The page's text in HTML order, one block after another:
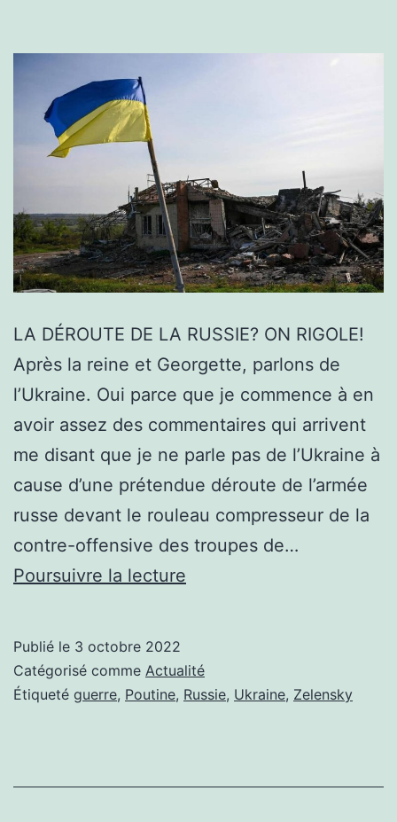
LA DÉROUTE DE LA RUSSIE? ON RIGOLE!
Après la reine et Georgette, parlons de
l’Ukraine. Oui parce que je commence à en
avoir assez des commentaires qui arrivent
me disant que je ne parle pas de l’Ukraine à
cause d’une prétendue déroute de l’armée
russe devant le rouleau compresseur de la
contre-offensive des troupes de…
Poursuivre la lecture
LA
RUSSIE?
LA
Publié le 3 octobre 2022
Catégorisé comme Actualité
Étiqueté guerre, Poutine, Russie, Ukraine, Zelensky